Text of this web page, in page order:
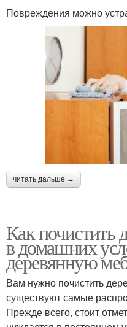
Повреждения можно
читать дальше →
Как почистить
в домашних
деревянную
Вам нужно почистить
существуют самые
Прежде всего, стоит